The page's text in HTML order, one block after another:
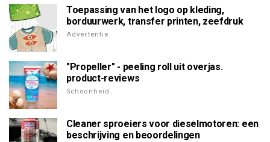
Toepassing van het logo op kleding,
borduurwerk, transfer printen, zeefdruk
Advertentie
"Propeller" - peeling roll uit overjas.
product-reviews
Schoonheid
Cleaner sproeiers voor dieselmotoren: een
beschrijving en beoordelingen